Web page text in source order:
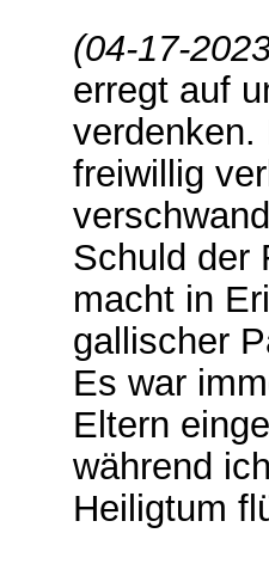
(04-17-
erregt auf
verdenken.
freiwillig
Schuld der
macht in
gallischer
Es war
Eltern
während
Heiligtum